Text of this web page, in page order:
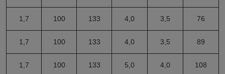
1,7 100 133 4,0 3,5 76
1,7 100 133 4,0 3,5 89
1,7 100 133 5,0 4,0 108